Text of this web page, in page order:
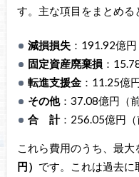
す。主な項目をまとめる
減損損失 ：191.92億
固定資産廃棄損 ：
転進支援金 ：11.25億
その他：37.08億円（
合 計：256.05億円（
これら費用のうち、最大
円） です。これは過去